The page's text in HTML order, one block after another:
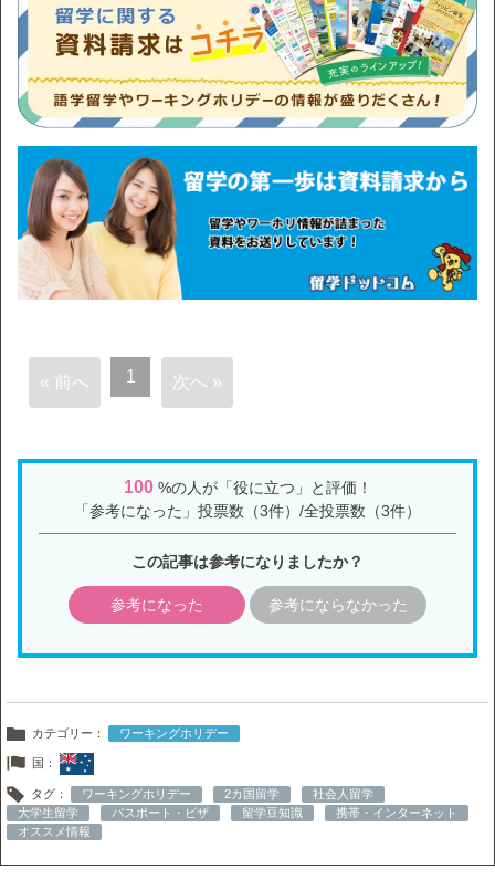
« 前へ 1 次へ »
100%の人が「役に立つ」と評価！
「参考になった」投票数（3件）/全投票数（3件）
この記事は参考になりましたか？
参考になった 参考にならなかった
カテゴリー： ワーキングホリデー
国：
タグ： ワーキングホリデー 2カ国留学
社会人留学
大学生留学
パスポート・ビザ 留学豆知識
携帯・インターネット
オススメ情報